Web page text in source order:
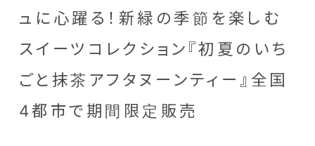
ュに心躍る！新緑の季節を楽しむ
スイーツコレクション『初夏のいち
ごと抹茶アフタヌーンティー』全国
4都市で期間限定販売